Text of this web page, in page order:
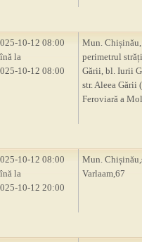
10-12 08:00
la
10-12 08:00
Mun. Chișinău,
perimetrul
Gării, bl. Iurii
str. Aleea Gării
Feroviară a
10-12 08:00
la
10-12 20:00
Mun.
Varlaam,67